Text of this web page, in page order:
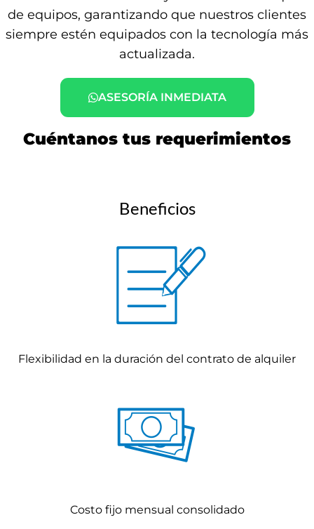
de equipos, garantizando que nuestros clientes
siempre estén equipados con la tecnología más
actualizada.
ASESORÍA INMEDIATA
Cuéntanos tus requerimientos
Beneficios
Flexibilidad en la duración del contrato de alquiler
Costo fijo mensual consolidado